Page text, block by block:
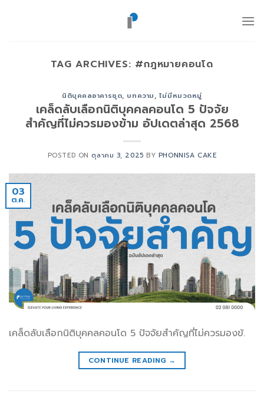
TAG ARCHIVES: #กฎหมายคอนโด
นิติบุคคลอาคารชุด, บทความ, ไม่มีหมวดหมู่
เคล็ดลับเลือกนิติบุคคลคอนโด 5 ปัจจัย
สำคัญที่ไม่ควรมองข้าม อัปเดตล่าสุด 2568
POSTED ON ตุลาคม 3, 2025 BY PHONNISA CAKE
03
ต.ค.
เคล็ดลับเลือกนิติบุคคลคอนโด 5 ปัจจัยสำคัญที่ไม่ควรมองข้.
CONTINUE READING →